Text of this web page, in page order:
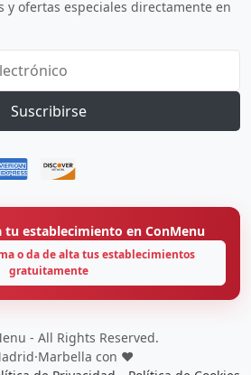
y ofertas especiales directamente en
Suscribirse
tu establecimiento en ConMenu
o da de alta tus establecimientos
gratuitamente
- All Rights Reserved.
con ❤️